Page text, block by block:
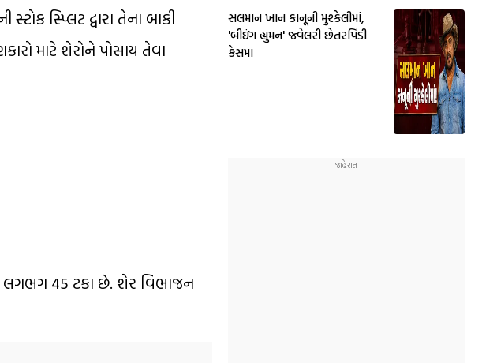
સ્પ્લિટ દ્વારા તેના બાકી
માટે શેરોને પોસાય તેવા
લગભગ 45 ટકા છે. શેર વિભાજન
સલમાન ખાન કાનૂની મુશ્કેલીમાં,
'બીઇંગ હ્યુમન' જ્વેલરી છેતરપિંડી
કેસમાં